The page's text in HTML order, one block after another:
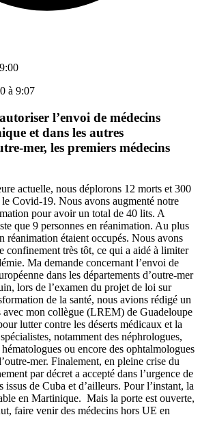
à 9:07
l’envoi de médecins
et dans les autres
mer, les premiers médecins
actuelle, nous déplorons 12 morts et 300
le Covid-19. Nous avons augmenté notre
pour avoir un total de 40 lits. A
que 9 personnes en réanimation. Au plus
réanimation étaient occupés. Nous avons
confinement très tôt, ce qui a aidé à limiter
Ma demande concernant l’envoi de
dans les départements d’outre-mer
lors de l’examen du projet de loi sur
de la santé, nous avions rédigé un
avec mon collègue (LREM) de Guadeloupe
lutter contre les déserts médicaux et la
notamment des néphrologues,
ou encore des ophtalmologues
mer. Finalement, en pleine crise du
par décret a accepté dans l’urgence de
issus de Cuba et d’ailleurs. Pour l’instant, la
en Martinique. Mais la porte est ouverte,
faire venir des médecins hors UE en